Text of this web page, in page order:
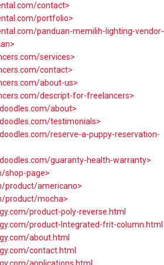
contact>
portfolio>
panduan-memilih-lighting-vendor-
services>
contact>
about-us>
descript-for-freelancers>
about>
testimonials>
reserve-a-puppy-reservation-
guaranty-health-warranty>
shop-page>
product/americano>
product/mocha>
product-poly-reverse.html
product-Integrated-frit-column.html
about.html
contact.html